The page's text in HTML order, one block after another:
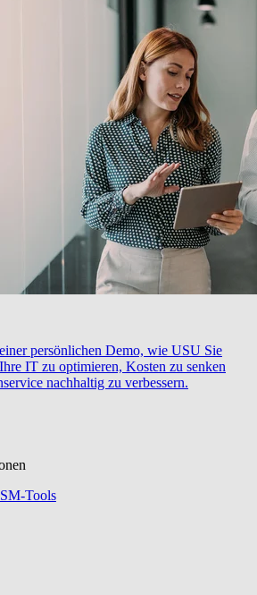
persönlichen Demo, wie USU Sie
IT zu optimieren, Kosten zu senken
nachhaltig zu verbessern.
Tools